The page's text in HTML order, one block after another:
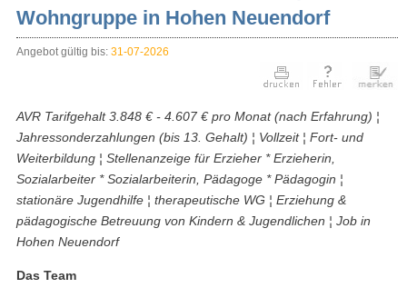
Wohngruppe in Hohen Neuendorf
Angebot gültig bis: 31-07-2026
AVR Tarifgehalt 3.848 € - 4.607 € pro Monat (nach Erfahrung) ¦
Jahressonderzahlungen (bis 13. Gehalt) ¦ Vollzeit ¦ Fort- und
Weiterbildung ¦ Stellenanzeige für Erzieher * Erzieherin,
Sozialarbeiter * Sozialarbeiterin, Pädagoge * Pädagogin ¦
stationäre Jugendhilfe ¦ therapeutische WG ¦ Erziehung &
pädagogische Betreuung von Kindern & Jugendlichen ¦ Job in
Hohen Neuendorf
Das Team